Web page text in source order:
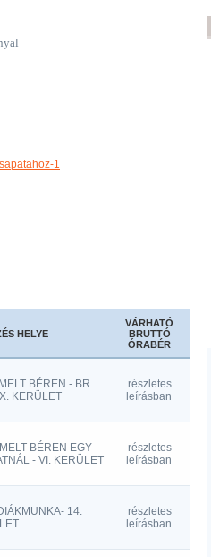
1
HELYE
VÁRHATÓ
BRUTTÓ
ÓRABÉR
BÉREN - BR.
KERÜLET
részletes
leírásban
BÉREN EGY
- VI. KERÜLET
részletes
leírásban
14.
részletes
leírásban